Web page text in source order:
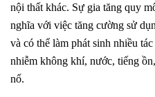
nội thất khác. Sự gia tăng quy
nghĩa với việc tăng cường sử
và có thể làm phát sinh nhiều
nhiễm không khí, nước, tiếng
nổ.